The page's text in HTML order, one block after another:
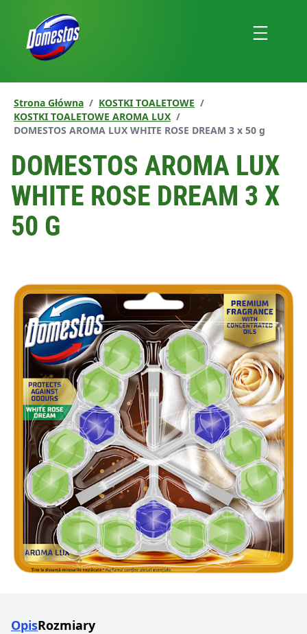
treści
Strona Główna / KOSTKI TOALETOWE /
KOSTKI TOALETOWE AROMA LUX /
Aktualna strona:
DOMESTOS AROMA LUX WHITE ROSE DREAM 3 x 50 g
DOMESTOS AROMA LUX
WHITE ROSE DREAM 3 X
50 G
OpisRozmiary